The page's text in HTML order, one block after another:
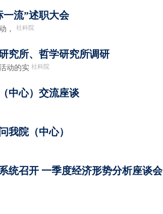
流”述职大会
， 社科院
究所、哲学研究所调研
动的实 社科院
中心）交流座谈
我院（中心）
统召开 一季度经济形势分析座谈会